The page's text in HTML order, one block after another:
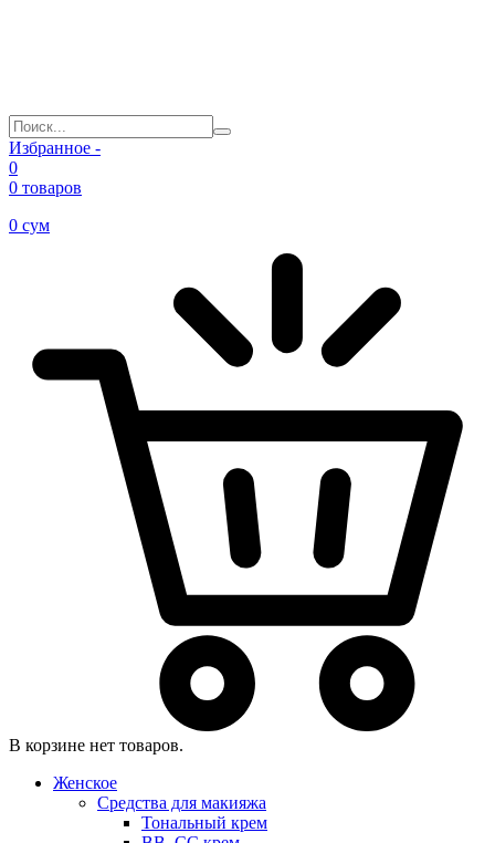
Избранное -
0
0 товаров
0 сум
В корзине нет товаров.
Женское
Средства для макияжа
Тональный крем